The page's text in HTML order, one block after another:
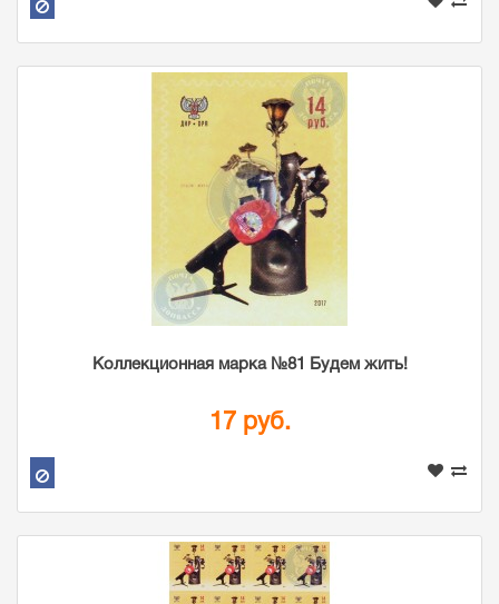
Коллекционная марка №81 Будем жить!
17 руб.